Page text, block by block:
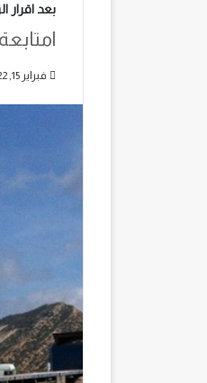
بعد اقرار
فبراير 15, 2022